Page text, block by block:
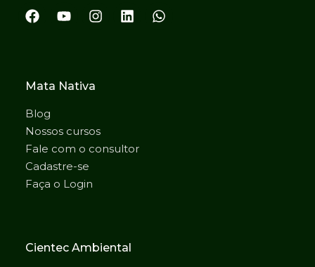
Mata Nativa
Blog
Nossos cursos
Fale com o consultor
Cadastre-se
Faça o Login
Cientec Ambiental